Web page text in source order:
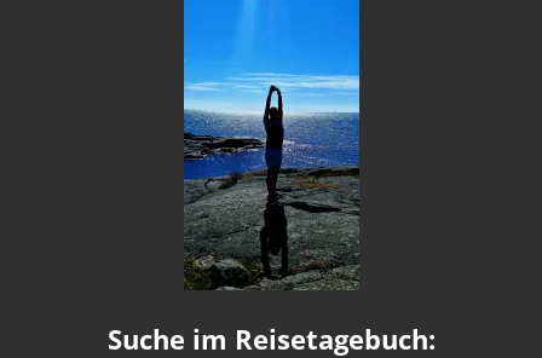
Suche im Reisetagebuch: